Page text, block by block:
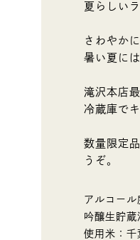
夏らしい
さわやか
暑い夏に
滝沢本店
冷蔵庫で
数量限定
うぞ。
アルコー
吟醸生貯蔵
使用米：